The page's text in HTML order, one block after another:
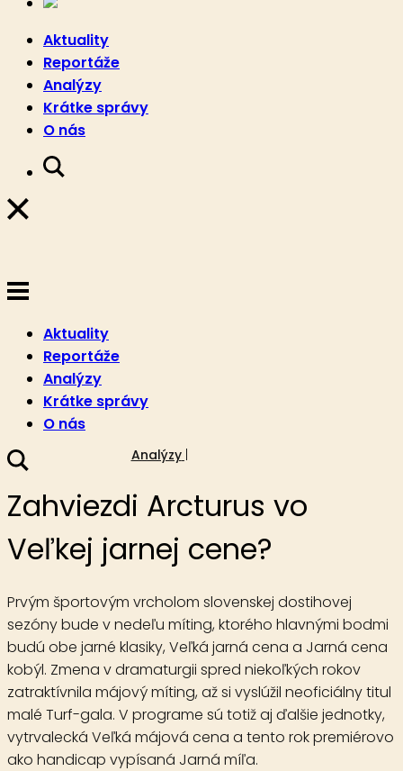
Aktuality
Reportáže
Analýzy
Krátke správy
O nás
Aktuality
Reportáže
Analýzy
Krátke správy
O nás
Analýzy
Zahviezdi Arcturus vo
Veľkej jarnej cene?
Prvým športovým vrcholom slovenskej dostihovej
sezóny bude v nedeľu míting, ktorého hlavnými bodmi
budú obe jarné klasiky, Veľká jarná cena a Jarná cena
kobýl. Zmena v dramaturgii spred niekoľkých rokov
zatraktívnila májový míting, až si vyslúžil neoficiálny titul
malé Turf-gala. V programe sú totiž aj ďalšie jednotky,
vytrvalecká Veľká májová cena a tento rok premiérovo
ako handicap vypísaná Jarná míľa.